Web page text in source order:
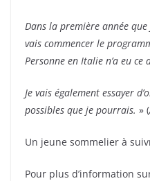
Dans la première année
vais commencer le
Personne en Italie n’a eu ce
Je vais également essayer
possibles que je pourrais. » (
Un jeune sommelier à
Pour plus d’information